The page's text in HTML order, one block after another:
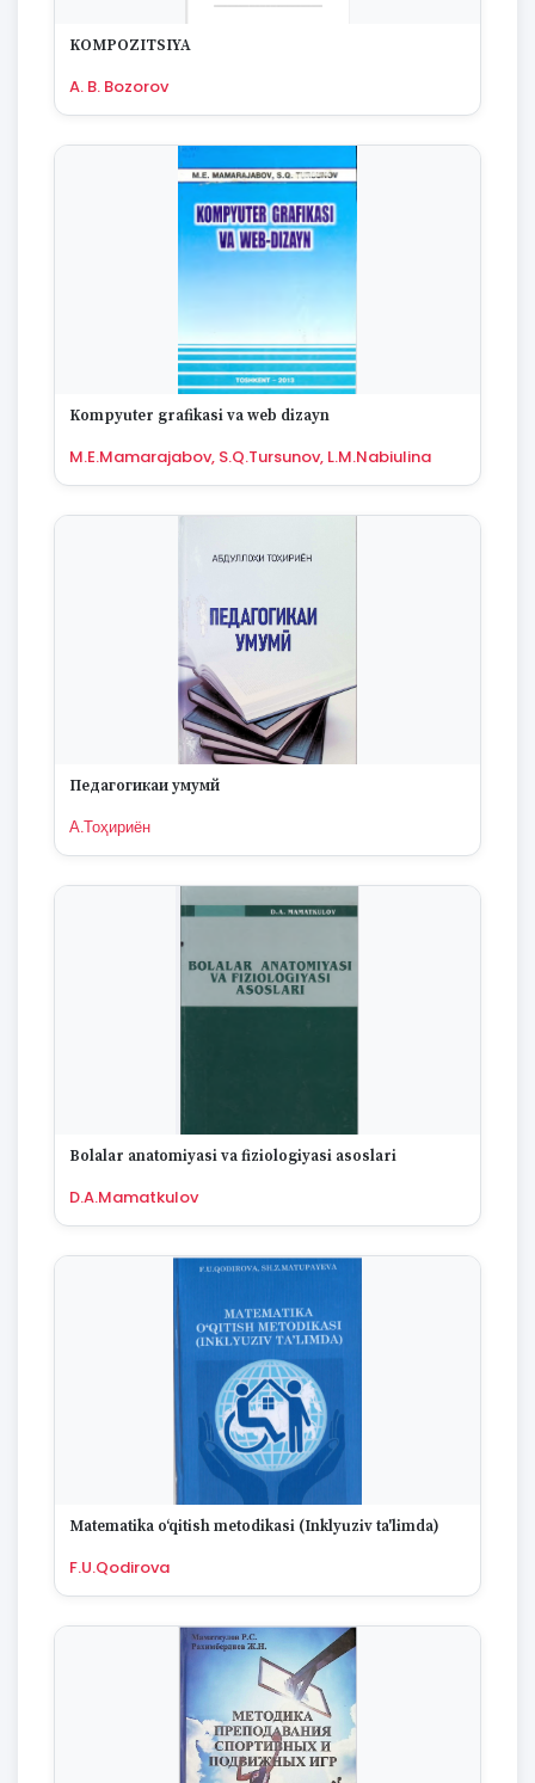
KOMPOZITSIYA
A. B. Bozorov
Kompyuter grafikasi va web dizayn
M.E.Mamarajabov, S.Q.Tursunov, L.M.Nabiulina
Педагогикаи умумй
А.Тоҳириён
Bolalar anatomiyasi va fiziologiyasi asoslari
D.A.Mamatkulov
Matematika oʻqitish metodikasi (Inklyuziv ta'limda)
F.U.Qodirova